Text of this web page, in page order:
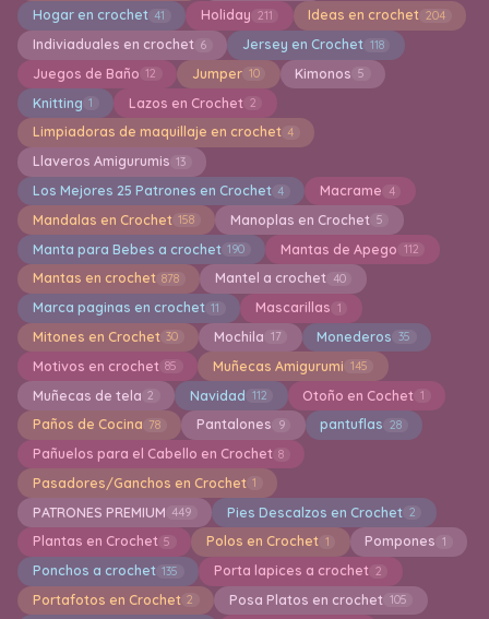
Hogar en crochet 41 Holiday 211 Ideas en crochet 204
Indiviaduales en crochet 6 Jersey en Crochet 118
Juegos de Baño 12 Jumper 10 Kimonos 5
Knitting 1 Lazos en Crochet 2
Limpiadoras de maquillaje en crochet 4
Llaveros Amigurumis 13
Los Mejores 25 Patrones en Crochet 4 Macrame 4
Mandalas en Crochet 158 Manoplas en Crochet 5
Manta para Bebes a crochet 190 Mantas de Apego 112
Mantas en crochet 878 Mantel a crochet 40
Marca paginas en crochet 11 Mascarillas 1
Mitones en Crochet 30 Mochila 17 Monederos 35
Motivos en crochet 85 Muñecas Amigurumi 145
Muñecas de tela 2 Navidad 112 Otoño en Cochet 1
Paños de Cocina 78 Pantalones 9 pantuflas 28
Pañuelos para el Cabello en Crochet 8
Pasadores/Ganchos en Crochet 1
PATRONES PREMIUM 449 Pies Descalzos en Crochet 2
Plantas en Crochet 5 Polos en Crochet 1 Pompones 1
Ponchos a crochet 135 Porta lapices a crochet 2
Portafotos en Crochet 2 Posa Platos en crochet 105